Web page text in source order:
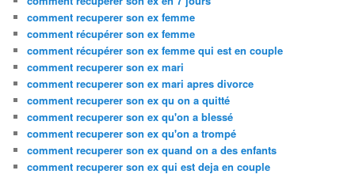
comment recuperer son ex femme
comment récupérer son ex femme
comment récupérer son ex femme qui est en couple
comment recuperer son ex mari
comment recuperer son ex mari apres divorce
comment recuperer son ex qu on a quitté
comment recuperer son ex qu'on a blessé
comment recuperer son ex qu'on a trompé
comment recuperer son ex quand on a des enfants
comment recuperer son ex qui est deja en couple